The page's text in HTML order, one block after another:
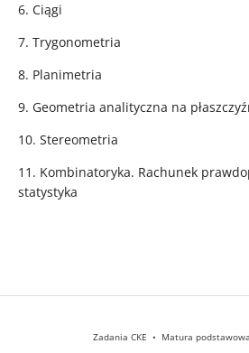
6. Ciągi
7. Trygonometria
8. Planimetria
9. Geometria analityczna na
10. Stereometria
11. Kombinatoryka. Rachunek
statystyka
Zadania CKE • Matura